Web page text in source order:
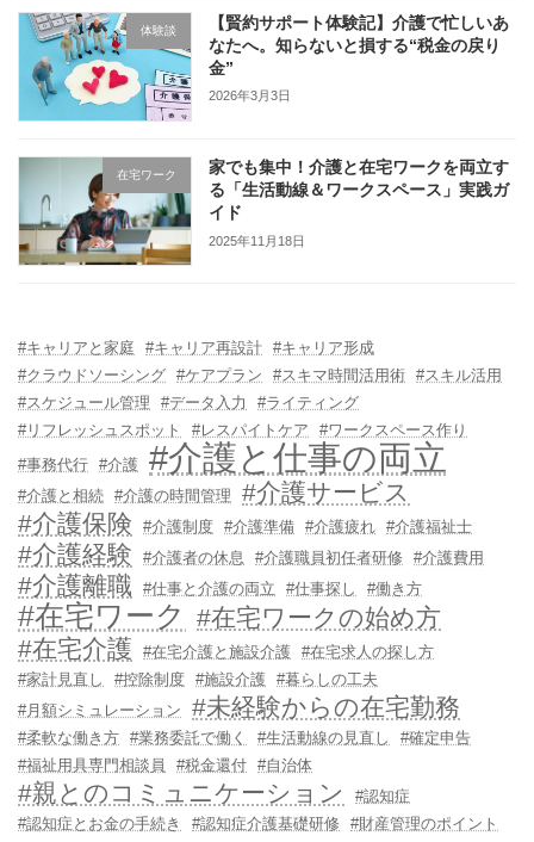
体験談
【賢約サポート体験記】介護で忙しいあ
なたへ。知らないと損する“税金の戻り
金”
2026年3月3日
在宅ワーク
家でも集中！介護と在宅ワークを両立す
る「生活動線＆ワークスペース」実践ガ
イド
2025年11月18日
#キャリアと家庭 #キャリア再設計 #キャリア形成
#クラウドソーシング #ケアプラン #スキマ時間活用術 #スキル活用
#スケジュール管理
#データ入力
#ライティング
#リフレッシュスポット
#レスパイトケア
#ワークスペース作り
#事務代行 #介護 #介護と仕事の両立
#介護と相続 #介護の時間管理
#介護サービス
#介護保険
#介護制度 #介護準備 #介護疲れ #介護福祉士
#介護経験 #介護者の休息 #介護職員初任者研修 #介護費用
#介護離職 #仕事と介護の両立 #仕事探し #働き方
#在宅ワーク
#在宅ワークの始め方
#在宅介護
#在宅介護と施設介護 #在宅求人の探し方
#家計見直し
#控除制度 #施設介護 #暮らしの工夫
#月額シミュレーション
#未経験からの在宅勤務
#柔軟な働き方 #業務委託で働く #生活動線の見直し
#確定申告
#福祉用具専門相談員
#税金還付 #自治体
#親とのコミュニケーション
#認知症
#認知症とお金の手続き
#認知症介護基礎研修
#財産管理のポイント